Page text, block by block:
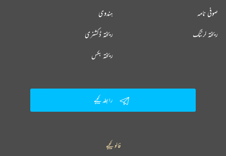
ہندوی صوفی نامہ
ریختہ ڈکشنری ریختہ لرننگ
ریختہ بکس
رابطہ کیجیے
فالو کیجیے